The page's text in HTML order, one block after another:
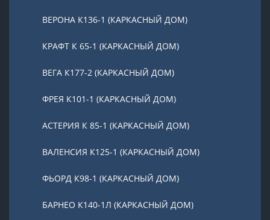
ВЕРОНА К136-1 (КАРКАСНЫЙ ДОМ)
КРАФТ К 65-1 (КАРКАСНЫЙ ДОМ)
ВЕГА К177-2 (КАРКАСНЫЙ ДОМ)
ФРЕЯ К101-1 (КАРКАСНЫЙ ДОМ)
АСТЕРИЯ К 85-1 (КАРКАСНЫЙ ДОМ)
ВАЛЕНСИЯ К125-1 (КАРКАСНЫЙ ДОМ)
ФЬОРД К98-1 (КАРКАСНЫЙ ДОМ)
БАРНЕО К140-1Л (КАРКАСНЫЙ ДОМ)